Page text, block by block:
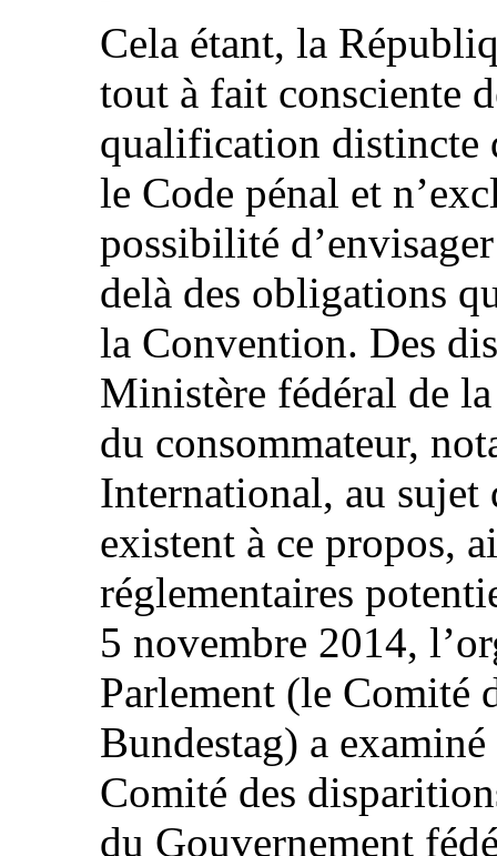
Cela étant, la
tout à fait consciente
qualification distincte
le Code pénal et
possibilité
delà des obligations
la Convention. Des
Ministère fédéral de
du consommateur,
International, au
existent à ce propos,
réglementaires
5 novembre 2014,
Parlement (le Comité
Bundestag) a
Comité des
du Gouvernement